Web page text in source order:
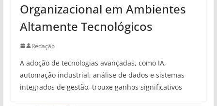
Organizacional em Ambientes
Altamente Tecnológicos
Redação
A adoção de tecnologias avançadas, como IA,
automação industrial, análise de dados e sistemas
integrados de gestão, trouxe ganhos significativos